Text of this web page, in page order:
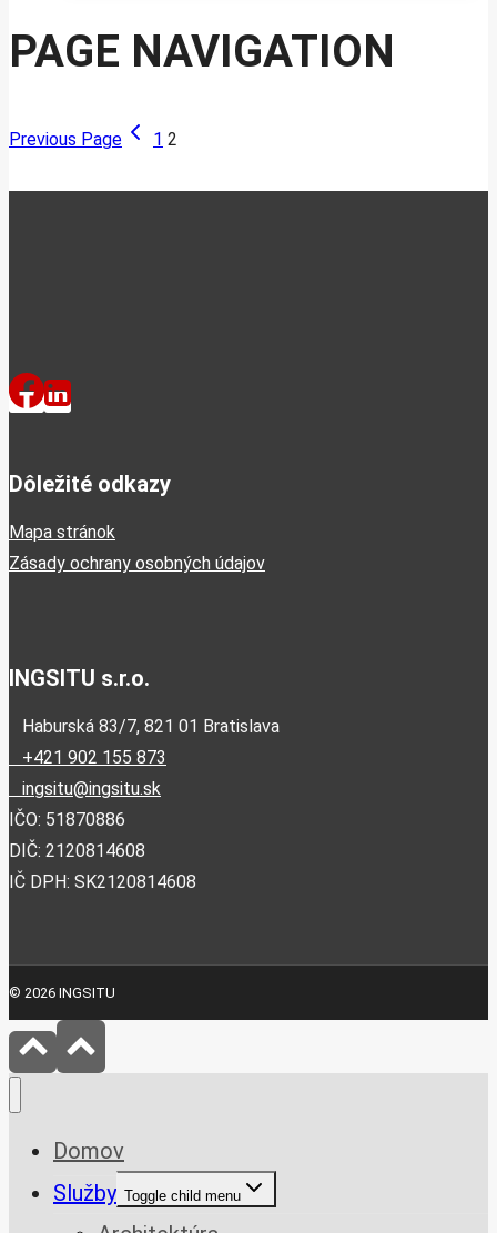
PAGE NAVIGATION
Previous Page 1 2
Dôležité odkazy
Mapa stránok
Zásady ochrany osobných údajov
INGSITU s.r.o.
Haburská 83/7, 821 01 Bratislava
+421 902 155 873
ingsitu@ingsitu.sk
IČO: 51870886
DIČ: 2120814608
IČ DPH: SK2120814608
© 2026 INGSITU
Domov
Služby Toggle child menu